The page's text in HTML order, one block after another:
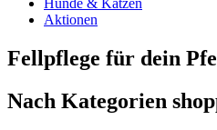
Hunde & Katzen
Aktionen
Fellpflege für dein
Nach Kategorien